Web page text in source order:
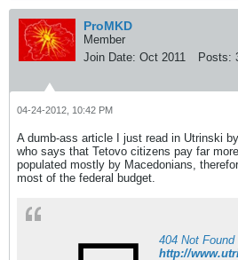
ProMKD
Member
Join Date: Oct 2011 Posts:
04-24-2012, 10:42 PM
A dumb-ass article I just read in Utrinski
who says that Tetovo citizens pay far
populated mostly by Macedonians,
most of the federal budget.
404 Not Found